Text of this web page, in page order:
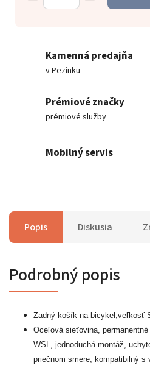
Kamenná predajňa
v Pezinku
Prémiové značky
prémiové služby
Mobilný servis
Popis Diskusia
Podrobný popis
Zadný košík na bicykel,veľkosť
Oceľová sieťovina,
WSL, jednoduchá montáž,
priečnom smere, kompatibilný s